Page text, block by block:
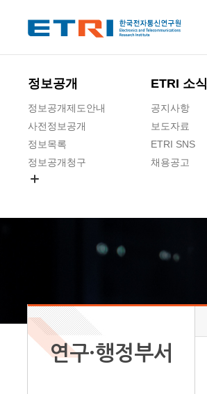
정보공개
정보공개제도안내
사전정보공개
정보목록
정보공개청구
ETRI 소식
공지사항
보도자료
ETRI SNS
채용공고
연구·행정부서